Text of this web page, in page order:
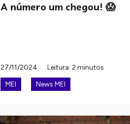
A número um chegou! 😱
27/11/2024
Leitura: 2 minutos
MEI
News MEI